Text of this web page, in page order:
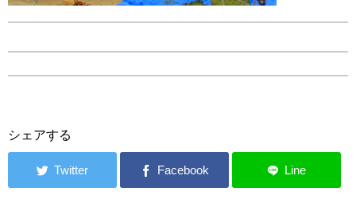
シェアする